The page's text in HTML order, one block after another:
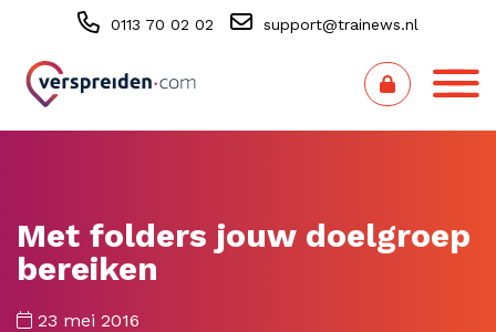
0113 70 02 02 support@trainews.nl
Met folders jouw doelgroep
bereiken
23 mei 2016